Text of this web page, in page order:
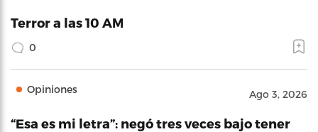
Terror a las 10 AM
0
Opiniones Ago 3, 2026
“Esa es mi letra”: negó tres veces bajo tener